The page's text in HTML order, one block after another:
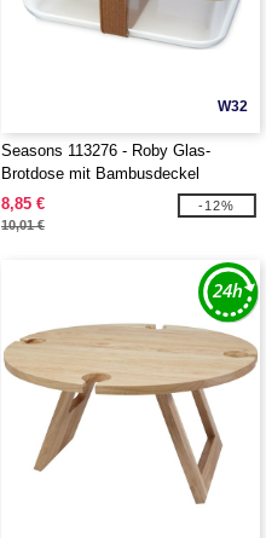
W32
Seasons 113276 - Roby Glas-
Brotdose mit Bambusdeckel
8,85 €
10,01 €
-12%